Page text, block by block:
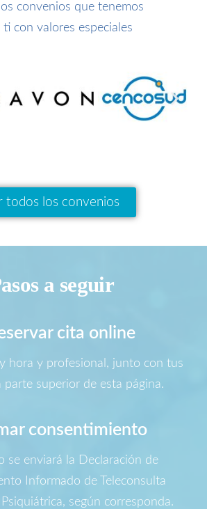
convenios que tenemos
con valores especiales
todos los convenios
a seguir
cita online
hora y profesional, junto con tus
parte superior de esta página.
consentimiento
se enviará la Declaración de
Informado de Teleconsulta
según corresponda.